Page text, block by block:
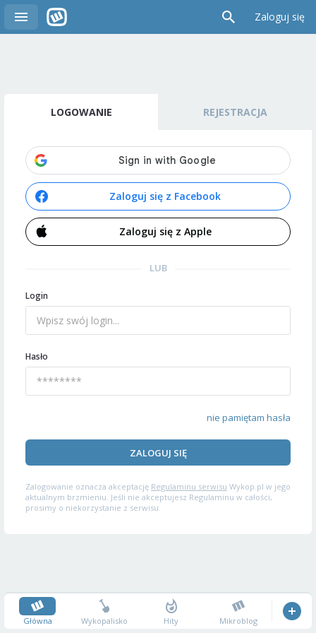
Zaloguj się
LOGOWANIE REJESTRACJA
Zaloguj się z Facebook
Zaloguj się z Apple
LUB
Login
Hasło
nie pamiętam hasła
ZALOGUJ SIĘ
Zalogowanie oznacza akceptację Regulaminu serwisu Wykop.pl w jego
aktualnym brzmieniu. Jeśli nie akceptujesz Regulaminu w całości,
prosimy o niekorzystanie z serwisu.
Główna Wykopalisko Hity Mikroblog